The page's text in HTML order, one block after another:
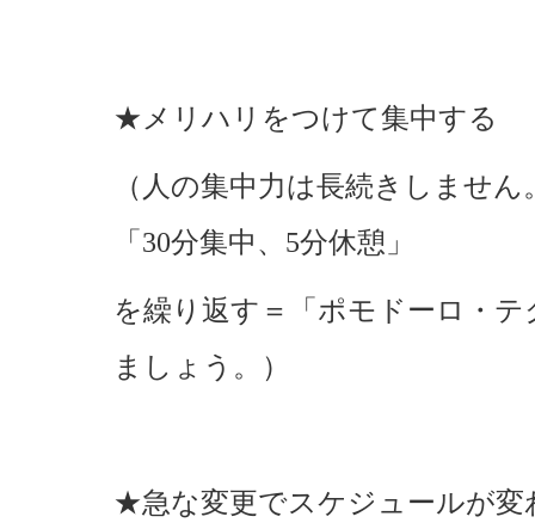
★メリハリをつけて集中する
（人の集中力は長続きしませ
「30分集中、5分休憩」
を繰り返す＝「ポモドーロ・
ましょう。）
★急な変更でスケジュールが変